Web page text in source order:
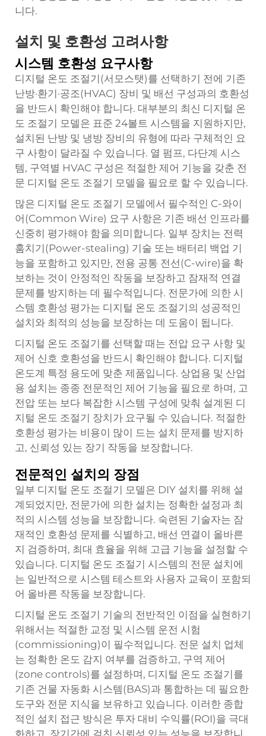
니다.
설치 및 호환성 고려사항
시스템 호환성 요구사항
디지털 온도 조절기(서모스탯)를 선택하기 전에 기존
난방·환기·공조(HVAC) 장비 및 배선 구성과의 호환성
을 반드시 확인해야 합니다. 대부분의 최신 디지털 온
도 조절기 모델은 표준 24볼트 시스템을 지원하지만,
설치된 난방 및 냉방 장비의 유형에 따라 구체적인 요
구 사항이 달라질 수 있습니다. 열 펌프, 다단계 시스
템, 구역별 HVAC 구성은 적절한 제어 기능을 갖춘 전
문 디지털 온도 조절기 모델을 필요로 할 수 있습니다.
많은 디지털 온도 조절기 모델에서 필수적인 C-와이
어(Common Wire) 요구 사항은 기존 배선 인프라를
신중히 평가해야 함을 의미합니다. 일부 장치는 전력
훔치기(Power-stealing) 기술 또는 배터리 백업 기
능을 포함하고 있지만, 전용 공통 전선(C-wire)을 확
보하는 것이 안정적인 작동을 보장하고 잠재적 연결
문제를 방지하는 데 필수적입니다. 전문가에 의한 시
스템 호환성 평가는 디지털 온도 조절기의 성공적인
설치와 최적의 성능을 보장하는 데 도움이 됩니다.
디지털 온도 조절기를 선택할 때는 전압 요구 사항 및
제어 신호 호환성을 반드시 확인해야 합니다. 디지털
온도계 특정 용도에 맞춘 제품입니다. 상업용 및 산업
용 설치는 종종 전문적인 제어 기능을 필요로 하며, 고
전압 또는 보다 복잡한 시스템 구성에 맞춰 설계된 디
지털 온도 조절기 장치가 요구될 수 있습니다. 적절한
호환성 평가는 비용이 많이 드는 설치 문제를 방지하
고, 신뢰성 있는 장기 작동을 보장합니다.
전문적인 설치의 장점
일부 디지털 온도 조절기 모델은 DIY 설치를 위해 설
계되었지만, 전문가에 의한 설치는 정확한 설정과 최
적의 시스템 성능을 보장합니다. 숙련된 기술자는 잠
재적인 호환성 문제를 식별하고, 배선 연결이 올바른
지 검증하며, 최대 효율을 위해 고급 기능을 설정할 수
있습니다. 디지털 온도 조절기 시스템의 전문 설치에
는 일반적으로 시스템 테스트와 사용자 교육이 포함되
어 올바른 작동을 보장합니다.
디지털 온도 조절기 기술의 전반적인 이점을 실현하기
위해서는 적절한 교정 및 시스템 운전 시험
(commissioning)이 필수적입니다. 전문 설치 업체
는 정확한 온도 감지 여부를 검증하고, 구역 제어
(zone controls)를 설정하며, 디지털 온도 조절기를
기존 건물 자동화 시스템(BAS)과 통합하는 데 필요한
도구와 전문 지식을 보유하고 있습니다. 이러한 종합
적인 설치 접근 방식은 투자 대비 수익률(ROI)을 극대
화하고, 장기간에 걸친 신뢰성 있는 성능을 보장합니